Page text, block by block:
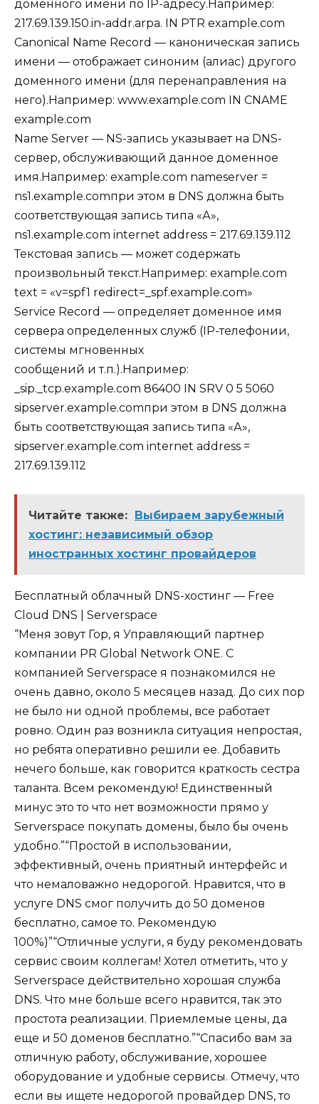
доменного имени по IP-адресу.Например:
217.69.139.150.in-addr.arpa. IN PTR example.com
Canonical Name Record — каноническая запись
имени — отображает синоним (алиас) другого
доменного имени (для перенаправления на
него).Например: www.example.com IN CNAME
example.com
Name Server — NS-запись указывает на DNS-
сервер, обслуживающий данное доменное
имя.Например: example.com nameserver =
ns1.example.comпри этом в DNS должна быть
соответствующая запись типа «А»,
ns1.example.com internet address = 217.69.139.112
Текстовая запись — может содержать
произвольный текст.Например: example.com
text = «v=spf1 redirect=_spf.example.com»
Service Record — определяет доменное имя
сервера определенных служб (IP-телефонии,
системы мгновенных
сообщений и т.п.).Например:
_sip._tcp.example.com 86400 IN SRV 0 5 5060
sipserver.example.comпри этом в DNS должна
быть соответствующая запись типа «А»,
sipserver.example.com internet address =
217.69.139.112
Читайте также:
Выбираем зарубежный
хостинг: независимый обзор
иностранных хостинг провайдеров
Бесплатный облачный DNS-хостинг — Free
Cloud DNS | Serverspace
“Меня зовут Гор, я Управляющий партнер
компании PR Global Network ONE. С
компанией Serverspace я познакомился не
очень давно, около 5 месяцев назад. До сих пор
не было ни одной проблемы, все работает
ровно. Один раз возникла ситуация непростая,
но ребята оперативно решили ее. Добавить
нечего больше, как говорится краткость сестра
таланта. Всем рекомендую! Единственный
минус это то что нет возможности прямо у
Serverspace покупать домены, было бы очень
удобно.”“Простой в использовании,
эффективный, очень приятный интерфейс и
что немаловажно недорогой. Нравится, что в
услуге DNS смог получить до 50 доменов
бесплатно, самое то. Рекомендую
100%)”“Отличные услуги, я буду рекомендовать
сервис своим коллегам! Хотел отметить, что у
Serverspace действительно хорошая служба
DNS. Что мне больше всего нравится, так это
простота реализации. Приемлемые цены, да
еще и 50 доменов бесплатно.”“Спасибо вам за
отличную работу, обслуживание, хорошее
оборудование и удобные сервисы. Отмечу, что
если вы ищете недорогой провайдер DNS, то